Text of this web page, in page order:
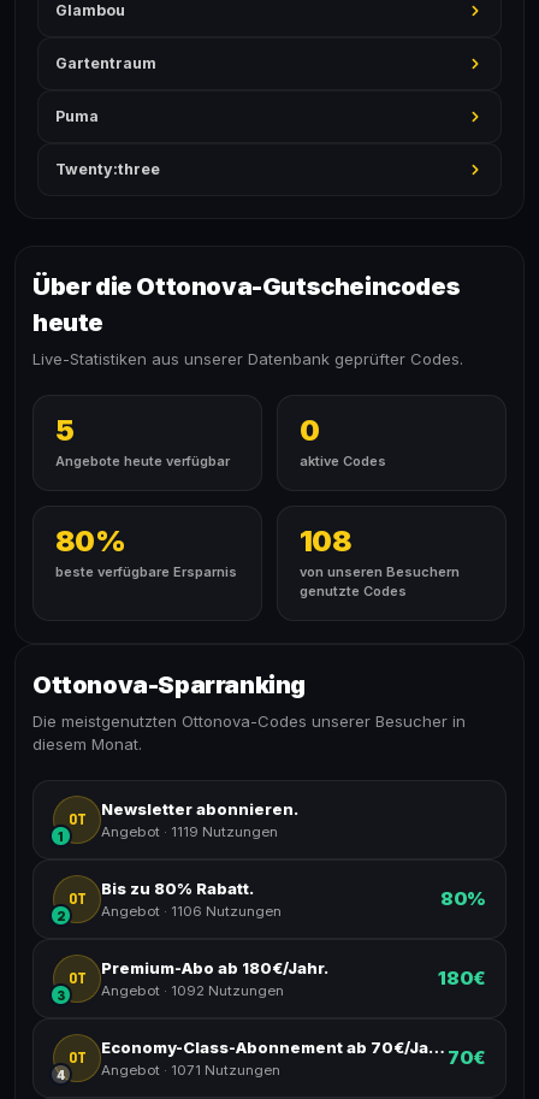
Glambou
Gartentraum
Puma
Twenty:three
Über die Ottonova-Gutscheincodes
heute
Live-Statistiken aus unserer Datenbank geprüfter Codes.
5
Angebote heute verfügbar
0
aktive Codes
80%
beste verfügbare Ersparnis
108
von unseren Besuchern
genutzte Codes
Ottonova-Sparranking
Die meistgenutzten Ottonova-Codes unserer Besucher in
diesem Monat.
OT
1
Newsletter abonnieren.
Angebot · 1119 Nutzungen
OT
2
Bis zu 80% Rabatt.
Angebot · 1106 Nutzungen
80%
OT
3
Premium-Abo ab 180€/Jahr.
Angebot · 1092 Nutzungen
180€
OT
4
Economy-Class-Abonnement ab 70€/Jahr.
Angebot · 1071 Nutzungen
70€